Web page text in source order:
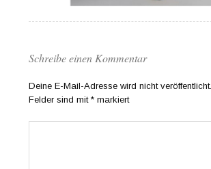
Schreibe einen Kommentar
Deine E-Mail-Adresse wird nicht veröffentlicht.
Felder sind mit* markiert